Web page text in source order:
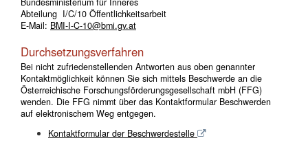
Abteilung I/C/10 Öffentlichkeitsarbeit
E-Mail: BMI-I-C-10@bmi.gv.at
Durchsetzungsverfahren
Bei nicht zufriedenstellenden Antworten aus oben genannter
Kontaktmöglichkeit können Sie sich mittels Beschwerde an die
Österreichische Forschungsförderungsgesellschaft mbH (FFG)
wenden. Die FFG nimmt über das Kontaktformular Beschwerden
auf elektronischem Weg entgegen.
Kontaktformular der Beschwerdestelle